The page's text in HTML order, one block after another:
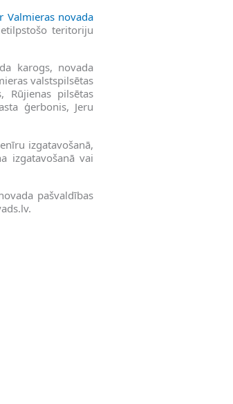
Valmieras novada
teritoriju
karogs, novada
valstspilsētas
Rūjienas pilsētas
ģerbonis, Jeru
izgatavošanā,
izgatavošanā vai
pašvaldības
.